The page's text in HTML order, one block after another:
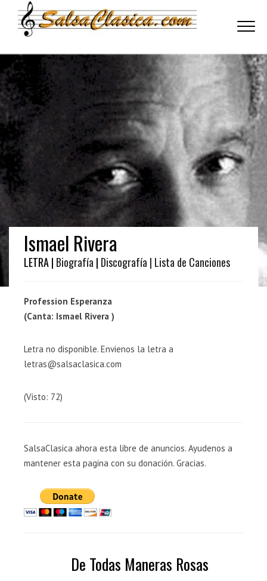
Ismael Rivera
LETRA | Biografía | Discografía | Lista de Canciones
Profession Esperanza
(Canta: Ismael Rivera )
Letra no disponible. Envienos la letra a
letras@salsaclasica.com
(Visto: 72)
SalsaClasica ahora esta libre de anuncios. Ayudenos a
mantener esta pagina con su donación. Gracias.
De Todas Maneras Rosas